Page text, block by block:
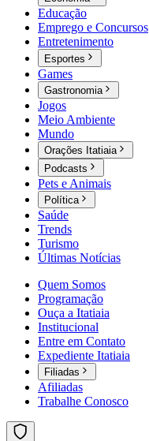
Educação
Emprego e Concursos
Entretenimento
Esportes
Games
Gastronomia
Jogos
Meio Ambiente
Mundo
Orações Itatiaia
Podcasts
Pets e Animais
Política
Saúde
Trends
Turismo
Últimas Notícias
Quem Somos
Programação
Ouça a Itatiaia
Institucional
Entre em Contato
Expediente Itatiaia
Filiadas
Afiliadas
Trabalhe Conosco